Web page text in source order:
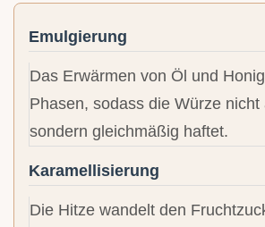
Emulgierung
Das Erwärmen von Öl und
Phasen, sodass die Würze nicht
sondern gleichmäßig haftet.
Karamellisierung
Die Hitze wandelt den